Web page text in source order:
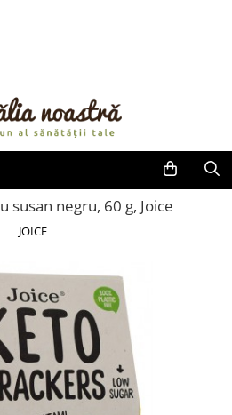
susan negru, 60 g, Joice
JOICE